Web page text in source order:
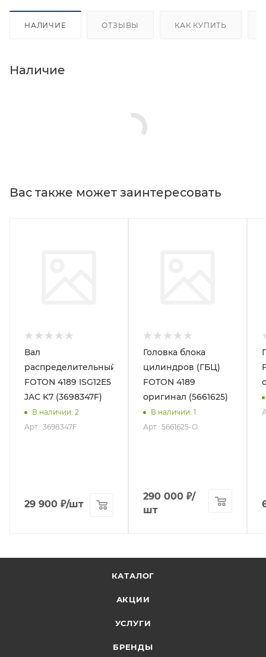
НАЛИЧИЕ ОТЗЫВЫ КАК КУПИТЬ
Наличие
Вас также может заинтересовать
Вал
распределительный
FOTON 4189 ISG12E5
JAC K7 (3698347F)
В наличии: 2
Арт.: 3698347F
29 900 ₽/шт
Головка блока
цилиндров (ГБЦ)
FOTON 4189
оригинал (5661625)
В наличии: 1
Арт.: 5661625-O
290 000 ₽/
шт
КАТАЛОГ
АКЦИИ
УСЛУГИ
БРЕНДЫ